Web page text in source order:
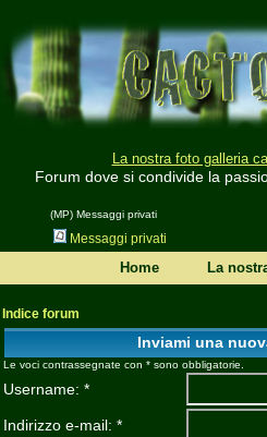
La nostra foto galleria
Forum dove si condivide la
(MP) Messaggi privati
Messaggi privati
Home La
Indice forum
Inviami una
Le voci contrassegnate con * sono obbligatorie.
Username: *
Indirizzo e-mail: *